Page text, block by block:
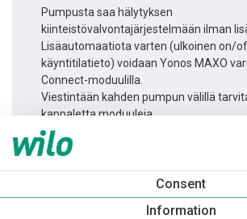
Consent
Information
Pumpusta saa hälytyksen
kiinteistövalvontajärjestelmään ilman
Lisäautomaatiota varten (ulkoinen on/
käyntitilatieto) voidaan Yonos MAXO
Connect-moduulilla.
Viestintään kahden pumpun välillä
kappaletta moduuleja.
Tuotetietoa